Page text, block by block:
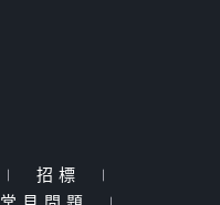
| 招標
|